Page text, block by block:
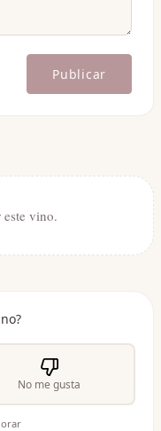
Publicar
vino.
No me gusta